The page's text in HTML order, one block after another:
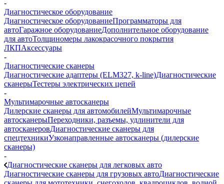
-
Диагностическое оборудование
Диагностическое оборудованиеПрограмматоры для
автоГаражное оборудованиеДополнительное оборудование
для автоТолщиномеры лакокрасочного покрытия
ЛКПАксессуары
-
Диагностические сканеры
Диагностические адаптеры (ELM327, k-line)Диагностические
сканерыТестеры электрических цепей
-
Мультимарочные автосканеры
Дилерские сканеры для автомобилейМультимарочные
автосканерыПереходники, разъемы, удлинители для
автосканеровДиагностические сканеры для
спецтехникиУзконаправленные автосканеры (дилерские
сканеры)
-
Диагностические сканеры для легковых авто
Диагностические сканеры для грузовых автоДиагностические